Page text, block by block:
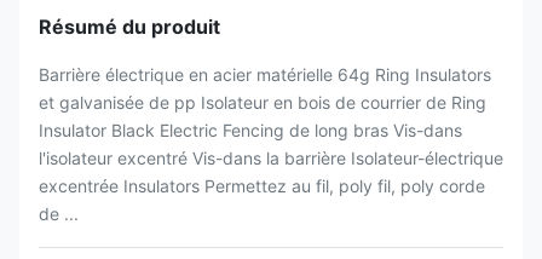
Résumé du produit
Barrière électrique en acier matérielle 64g Ring Insulators
et galvanisée de pp Isolateur en bois de courrier de Ring
Insulator Black Electric Fencing de long bras Vis-dans
l'isolateur excentré Vis-dans la barrière Isolateur-électrique
excentrée Insulators Permettez au fil, poly fil, poly corde
de ...